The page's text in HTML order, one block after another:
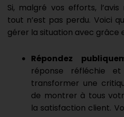
Si, malgré vos efforts,
tout n’est pas perdu. Voici
gérer la situation avec grâce
Répondez
réponse réfléchie
transformer une
de montrer à tous
la satisfaction client.